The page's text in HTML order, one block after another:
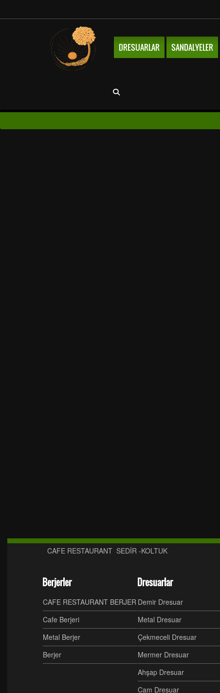
DRESUARLAR SANDALYELER
CAFE RESTAURANT SEDİR -KOLTUK
Berjerler
CAFE RESTAURANT BERJER
Cafe Berjeri
Metal Berjer
Berjer
Dresuarlar
Demir Dresuar
Metal Dresuar
Çekmeceli Dresuar
Mermer Dresuar
Ahşap Dresuar
Cam Dresuar